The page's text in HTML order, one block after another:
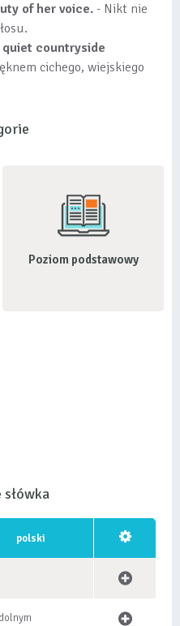
of her voice. - Nikt nie
quiet countryside
cichego, wiejskiego
Poziom podstawowy
słówka
polski